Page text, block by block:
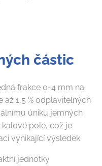
částic
frakce 0-4 mm na
1,5 % odplavitelných
úniku jemných
pole, což je
vynikající výsledek.
jednotky